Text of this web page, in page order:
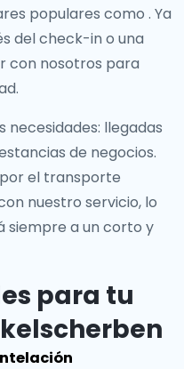
populares como . Ya
del check-in o una
con nosotros para
necesidades: llegadas
de negocios.
el transporte
nuestro servicio, lo
siempre a un corto y
para tu